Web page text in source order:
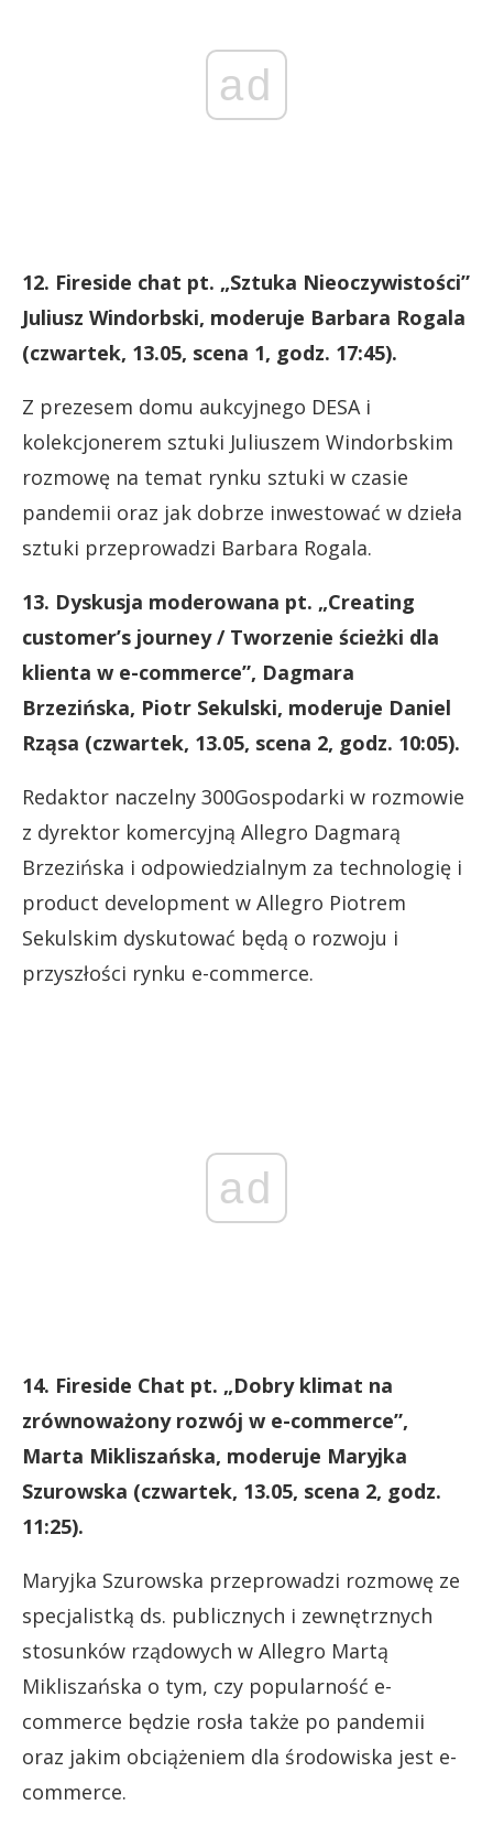
ad
12. Fireside chat pt. „Sztuka Nieoczywistości”
Juliusz Windorbski, moderuje Barbara Rogala
(czwartek, 13.05, scena 1, godz. 17:45).
Z prezesem domu aukcyjnego DESA i
kolekcjonerem sztuki Juliuszem Windorbskim
rozmowę na temat rynku sztuki w czasie
pandemii oraz jak dobrze inwestować w dzieła
sztuki przeprowadzi Barbara Rogala.
13. Dyskusja moderowana pt. „Creating
customer’s journey / Tworzenie ścieżki dla
klienta w e-commerce”, Dagmara
Brzezińska, Piotr Sekulski, moderuje Daniel
Rząsa (czwartek, 13.05, scena 2, godz. 10:05).
Redaktor naczelny 300Gospodarki w rozmowie
z dyrektor komercyjną Allegro Dagmarą
Brzezińska i odpowiedzialnym za technologię i
product development w Allegro Piotrem
Sekulskim dyskutować będą o rozwoju i
przyszłości rynku e-commerce.
ad
14. Fireside Chat pt. „Dobry klimat na
zrównoważony rozwój w e-commerce”,
Marta Mikliszańska, moderuje Maryjka
Szurowska (czwartek, 13.05, scena 2, godz.
11:25).
Maryjka Szurowska przeprowadzi rozmowę ze
specjalistką ds. publicznych i zewnętrznych
stosunków rządowych w Allegro Martą
Mikliszańska o tym, czy popularność e-
commerce będzie rosła także po pandemii
oraz jakim obciążeniem dla środowiska jest e-
commerce.